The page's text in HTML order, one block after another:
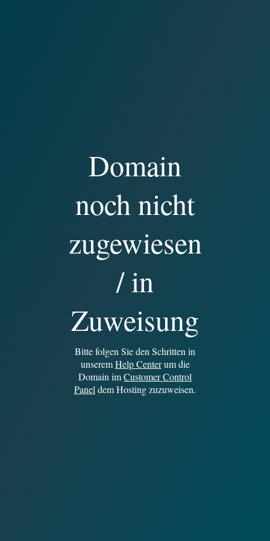
Domain
noch nicht
zugewiesen
/ in
Zuweisung
Bitte folgen Sie den Schritten in
unseremHelp Centerum die
Domain imCustomer Control
Panel dem Hosting zuzuweisen.